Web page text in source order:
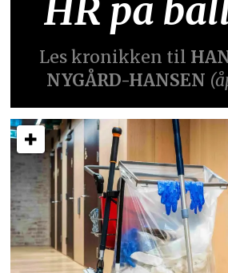
HR på
Les kronikken til
NYGÅRD-HANSEN